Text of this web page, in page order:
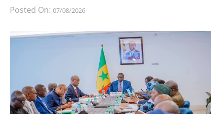
Posted On: 07/08/2026